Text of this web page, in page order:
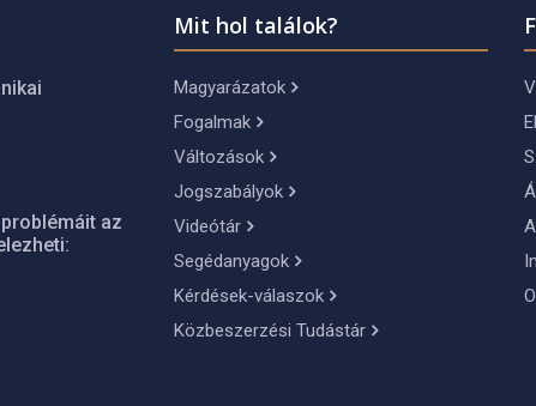
az
Mit hol találok?
Magyarázatok
Fogalmak
Változások
Jogszabályok
Videótár
Segédanyagok
Kérdések-válaszok
Közbeszerzési Tudástár